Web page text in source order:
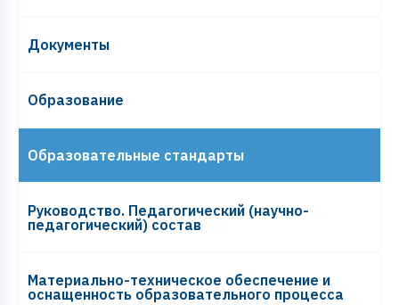
Документы
Образование
Образовательные стандарты
Руководство. Педагогический (научно-
педагогический) состав
Материально-техническое обеспечение и
оснащенность образовательного процесса